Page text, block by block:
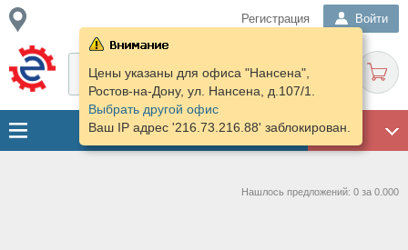
Регистрация Войти
ГАРАЖ
Цены указаны для офиса "Нансена",
Ростов-на-Дону, ул. Нансена, д.107/1.
Выбрать другой офис
Ваш IP адрес '216.73.216.88' заблокирован.
Нашлось предложений: 0 за 0.000